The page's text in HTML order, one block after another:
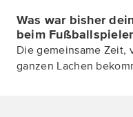
Was war bisher
beim
Die gemeinsame Zeit,
ganzen Lachen